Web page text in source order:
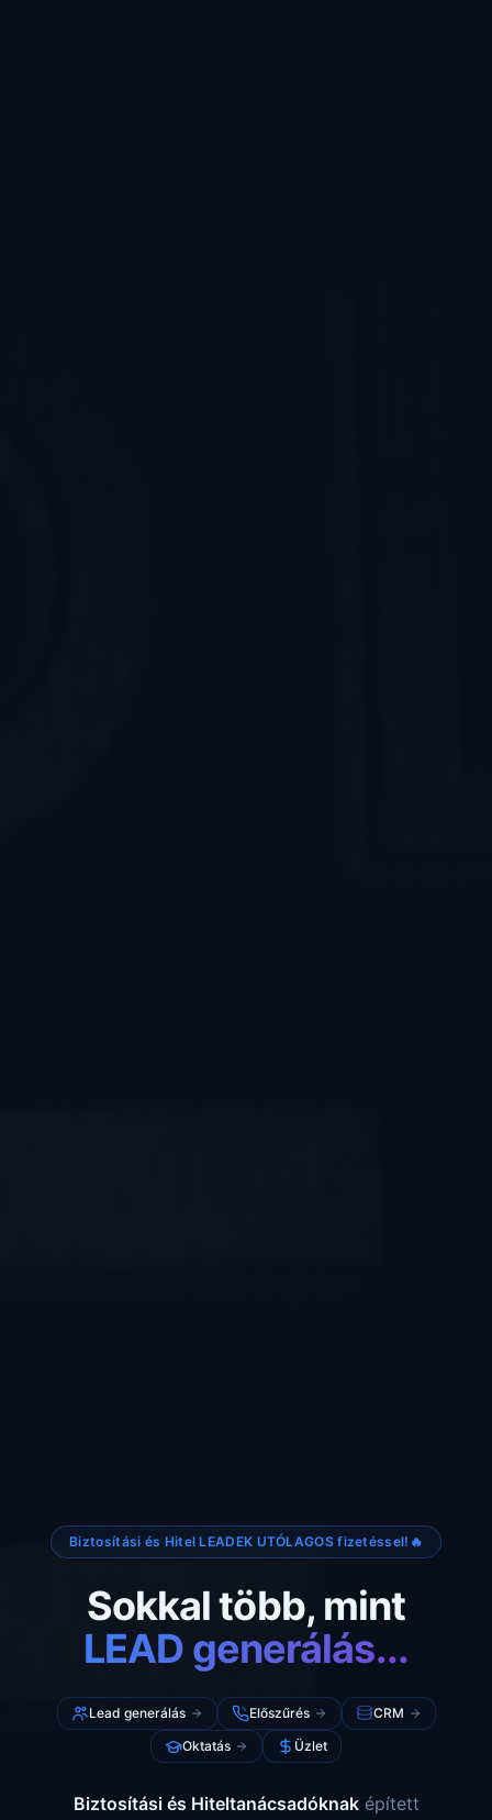
Biztosítási és Hitel LEADEK UTÓLAGOS fizetéssel!🔥
Sokkal több, mint
LEAD generálás...
Lead generálás Előszűrés
CRM
Oktatás
Üzlet
Biztosítási és Hiteltanácsadóknaképített